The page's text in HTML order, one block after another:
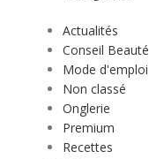
Actualités
Conseil Beauté
Mode d'emploi
Non classé
Onglerie
Premium
Recettes